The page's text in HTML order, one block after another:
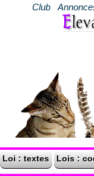
Club
Loi : textes Lois :